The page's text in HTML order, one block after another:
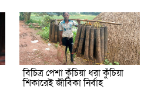
বিচিত্র পেশা কুঁচিয়া ধরা কুঁচিয়া
শিকারেই জীবিকা নির্বাহ